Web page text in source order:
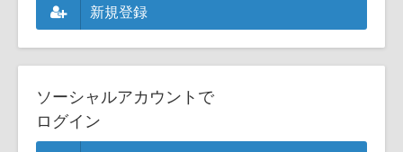
新規登録
ソーシャルアカウントで
ログイン